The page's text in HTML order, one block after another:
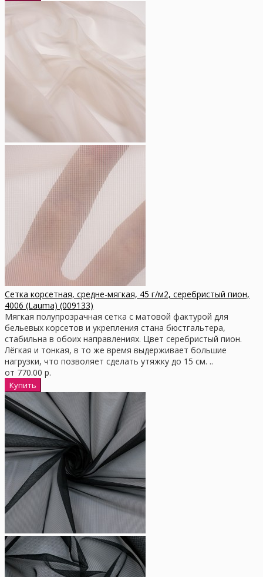
Сетка корсетная, средне-мягкая, 45 г/м2, серебристый пион,
4006 (Lauma) (009133)
Мягкая полупрозрачная сетка с матовой фактурой для
бельевых корсетов и укрепления стана бюстгальтера,
стабильна в обоих направлениях. Цвет серебристый пион.
Лёгкая и тонкая, в то же время выдерживает большие
нагрузки, что позволяет сделать утяжку до 15 см. ..
от 770.00 р.